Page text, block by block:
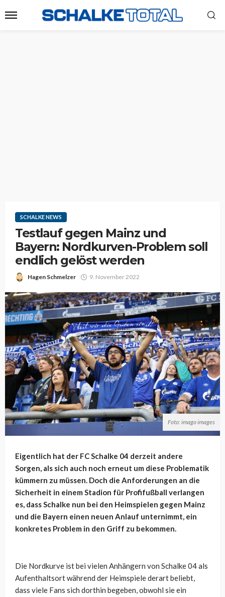
SCHALKE NEWS
Testlauf gegen Mainz und
Bayern: Nordkurven-Problem soll
endlich gelöst werden
Hagen Schmelzer 9. November 2022
Foto: imago images
Eigentlich hat der FC Schalke 04 derzeit andere
Sorgen, als sich auch noch erneut um diese Problematik
kümmern zu müssen. Doch die Anforderungen an die
Sicherheit in einem Stadion für Profifußball verlangen
es, dass Schalke nun bei den Heimspielen gegen Mainz
und die Bayern einen neuen Anlauf unternimmt, ein
konkretes Problem in den Griff zu bekommen.
Die Nordkurve ist bei vielen Anhängern von Schalke 04 als
Aufenthaltsort während der Heimspiele derart beliebt,
dass viele Fans sich dorthin begeben, obwohl sie ein